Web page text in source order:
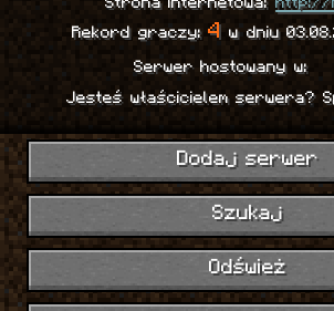
Dodaj serwer
Szukaj
Odśwież
Strona internetowa: http://
Rekord graczy:4 w dniu
Serwer hostowany w:
Jesteś właścicielem serwera?